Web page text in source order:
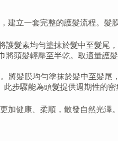
立一套完整的護髮流程。髮
護髮素均勻塗抹於髮中至髮尾
將頭髮輕壓至半乾。取適量護
將髮膜均勻塗抹於髮中至髮尾
步驟能為頭髮提供週期性的密
加健康、柔順，散發自然光澤。